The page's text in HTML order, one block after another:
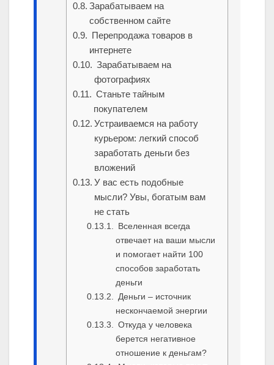
Зарабатываем на
собственном сайте
Перепродажа товаров в
интернете
Зарабатываем на
фотографиях
Станьте тайным
покупателем
Устраиваемся на работу
курьером: легкий способ
заработать деньги без
вложений
У вас есть подобные
мысли? Увы, богатым вам
не стать
Вселенная всегда
отвечает на ваши мысли
и помогает найти 100
способов заработать
деньги
Деньги – источник
нескончаемой энергии
Откуда у человека
берется негативное
отношение к деньгам?